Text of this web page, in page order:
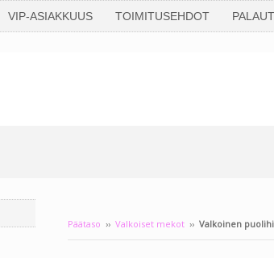
VIP-ASIAKKUUS TOIMITUSEHDOT
Päätaso ›› Valkoiset mekot ›› Valkoinen